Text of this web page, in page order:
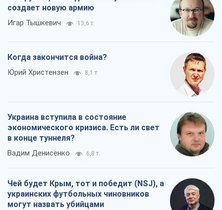
создает новую армию
Игар Тышкевич 13,6 т.
Когда закончится война?
Юрий Христензен 8,1 т.
Украина вступила в состояние
экономического кризиса. Есть ли свет
в конце туннеля?
Вадим Денисенко 6,8 т.
Чей будет Крым, тот и победит (NSJ), а
украинских футбольных чиновников
могут назвать убийцами